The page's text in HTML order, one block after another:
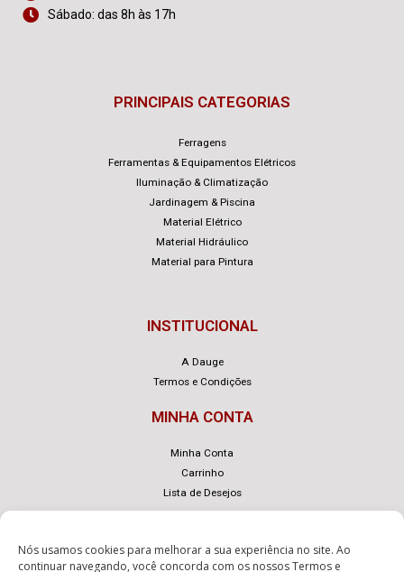
Nós usamos cookies para melhorar a sua experiência no site. Ao
continuar navegando, você concorda com os nossosTermos e
Sábado: das 8h às 17h
PRINCIPAIS CATEGORIAS
Ferragens
Ferramentas & Equipamentos Elétricos
Iluminação & Climatização
Jardinagem & Piscina
Material Elétrico
Material Hidráulico
Material para Pintura
INSTITUCIONAL
A Dauge
Termos e Condições
MINHA CONTA
Minha Conta
Carrinho
Lista de Desejos